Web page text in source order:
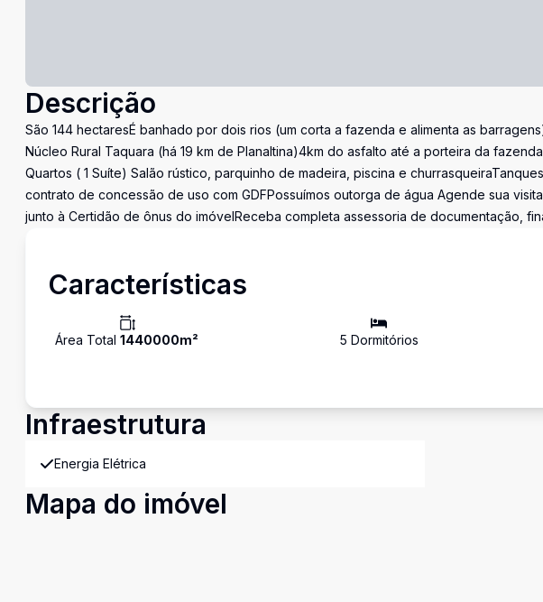
Descrição
São 144 hectaresÉ banhado por dois rios (um corta a fazenda e alimenta as
Núcleo Rural Taquara (há 19 km de Planaltina)4km do asfalto até a porteira da
Quartos ( 1 Suíte) Salão rústico, parquinho de madeira, piscina e
contrato de concessão de uso com GDFPossuímos outorga de água Agende sua
junto à Certidão de ônus do imóvelReceba completa assessoria de documentação,
Características
Área Total 1440000m² 5 Dormitórios
Infraestrutura
Energia Elétrica
Mapa do imóvel